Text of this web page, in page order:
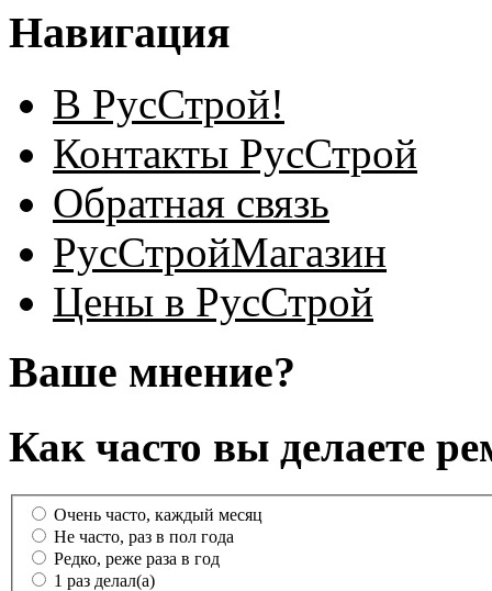
Навигация
В РусСтрой!
Контакты РусСтрой
Обратная связь
РусСтройМагазин
Цены в РусСтрой
Ваше мнение?
Как часто вы делаете
Очень часто, каждый месяц
Не часто, раз в пол года
Редко, реже раза в год
1 раз делал(а)